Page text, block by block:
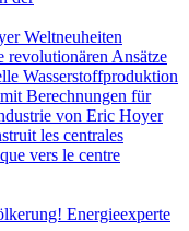
Weltneuheiten
revolutionären Ansätze
Wasserstoffproduktion
Berechnungen für
von Eric Hoyer
les centrales
vers le centre
Energieexperte